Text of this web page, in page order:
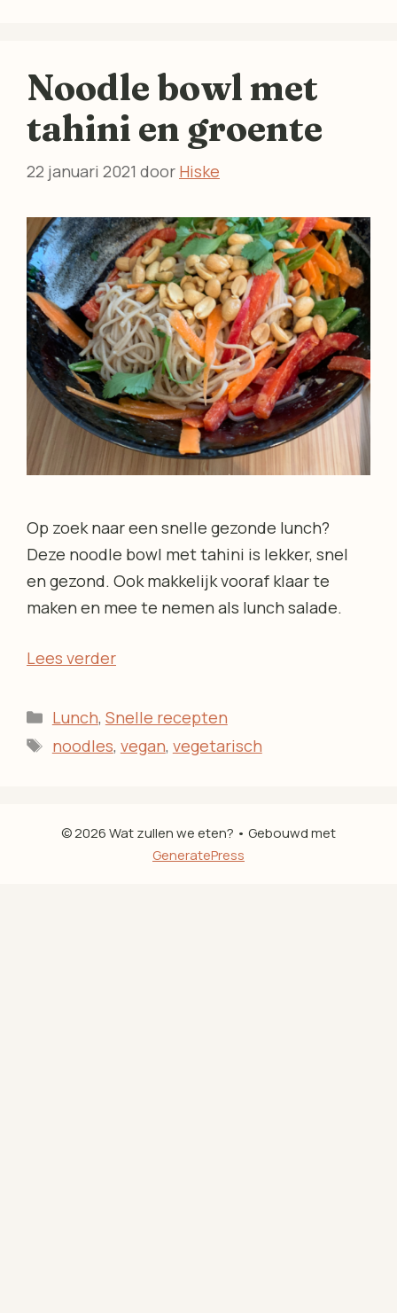
Noodle bowl met
tahini en groente
22 januari 2021 door Hiske
Op zoek naar een snelle gezonde lunch?
Deze noodle bowl met tahini is lekker, snel
en gezond. Ook makkelijk vooraf klaar te
maken en mee te nemen als lunch salade.
Lees verder
Categorieën
Lunch, Snelle recepten
Tags
noodles, vegan, vegetarisch
© 2026 Wat zullen we eten? • Gebouwd met
GeneratePress